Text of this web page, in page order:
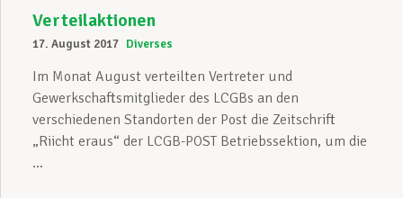
Verteilaktionen
17. August 2017 Diverses
Im Monat August verteilten Vertreter und
Gewerkschaftsmitglieder des LCGBs an den
verschiedenen Standorten der Post die Zeitschrift
„Riicht eraus“ der LCGB-POST Betriebssektion, um die
...